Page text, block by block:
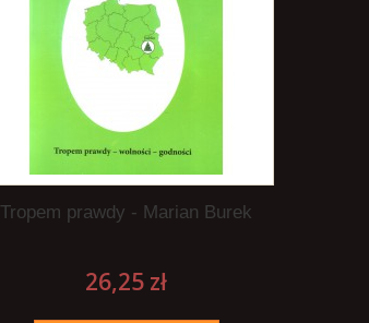
Tropem prawdy - Marian Burek
26,25 zł